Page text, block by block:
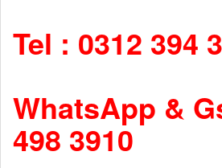
Tel : 0312 394
WhatsApp &
498 3910